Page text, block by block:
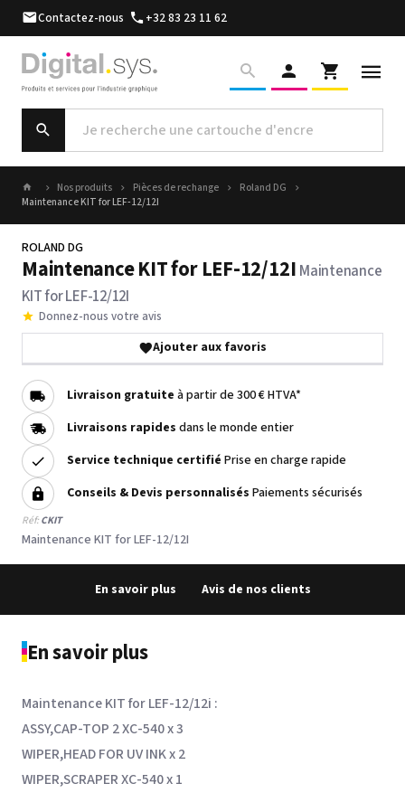
Contactez-nous +32 83 23 11 62
Nos produits Pièces de rechange
Roland DG
Maintenance KIT for LEF-12/12I
ROLAND DG
Maintenance KIT for LEF-12/12I Maintenance
KIT for LEF-12/12I
Donnez-nous votre avis
Ajouter aux favoris
Livraison gratuite à partir de 300 € HTVA*
Livraisons rapides dans le monde entier
Service technique certifié Prise en charge rapide
Conseils & Devis personnalisés Paiements sécurisés
Réf:CKIT
Maintenance KIT for LEF-12/12I
En savoir plus Avis de nos clients
En savoir plus
Maintenance KIT for LEF-12/12i :
ASSY,CAP-TOP 2 XC-540 x 3
WIPER,HEAD FOR UV INK x 2
WIPER,SCRAPER XC-540 x 1